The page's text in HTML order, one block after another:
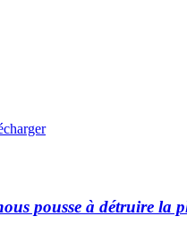
pousse à détruire la